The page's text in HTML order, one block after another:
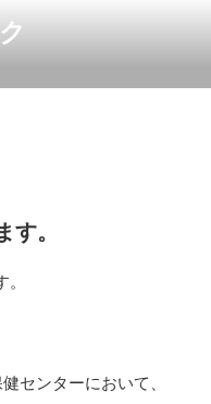
す。
センターにおいて、